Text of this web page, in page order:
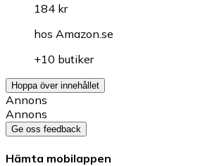
184 kr
hos Amazon.se
+10 butiker
Hoppa över innehållet
Annons
Annons
Ge oss feedback
Hämta mobilappen